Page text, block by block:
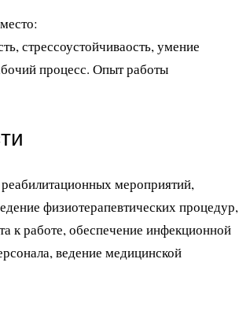
стрессоустойчиваость, умение
процесс. Опыт работы
мероприятий,
физиотерапевтических процедур,
к работе, обеспечение инфекционной
ведение медицинской